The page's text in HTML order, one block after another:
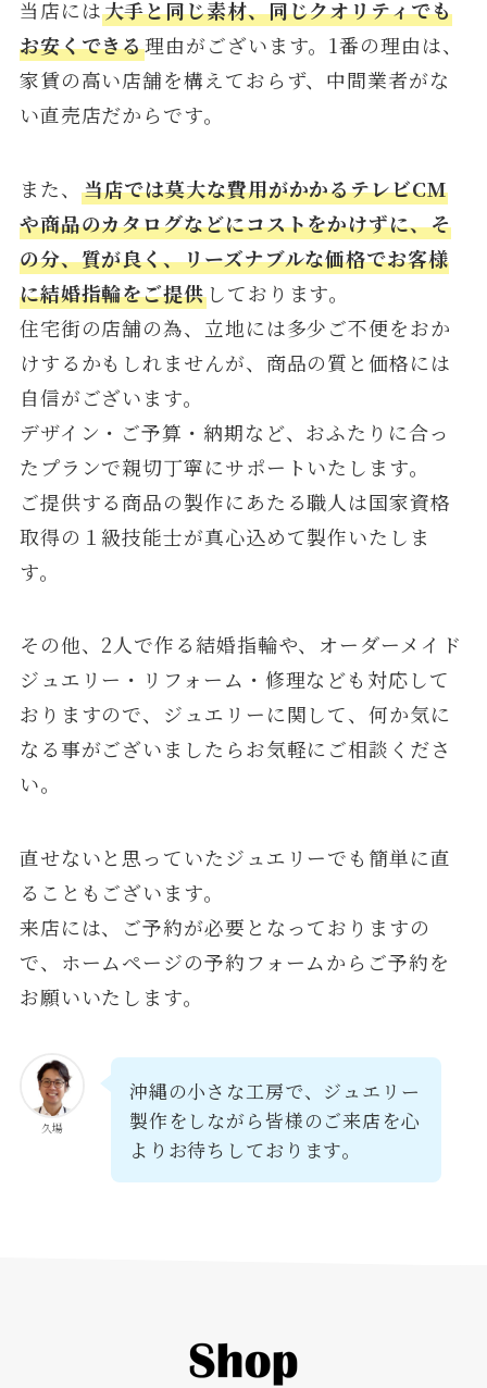
当店には大手と同じ素材、同じクオリティでも
お安くできる理由がございます。1番の理由は、
家賃の高い店舗を構えておらず、中間業者がな
い直売店だからです。
また、 当店では莫大な費用がかかるテレビCM
や商品のカタログなどにコストをかけずに、そ
の分、質が良く、リーズナブルな価格でお客様
に結婚指輪をご提供しております。
住宅街の店舗の為、立地には多少ご不便をおか
けするかもしれませんが、商品の質と価格には
自信がございます。
デザイン・ご予算・納期など、おふたりに合っ
たプランで親切丁寧にサポートいたします。
ご提供する商品の製作にあたる職人は国家資格
取得の１級技能士が真心込めて製作いたしま
す。
その他、2人で作る結婚指輪や、オーダーメイド
ジュエリー・リフォーム・修理なども対応して
おりますので、ジュエリーに関して、何か気に
なる事がございましたらお気軽にご相談くださ
い。
直せないと思っていたジュエリーでも簡単に直
ることもございます。
来店には、ご予約が必要となっておりますの
で、ホームページの予約フォームからご予約を
お願いいたします。
久場
沖縄の小さな工房で、ジュエリー
製作をしながら皆様のご来店を心
よりお待ちしております。